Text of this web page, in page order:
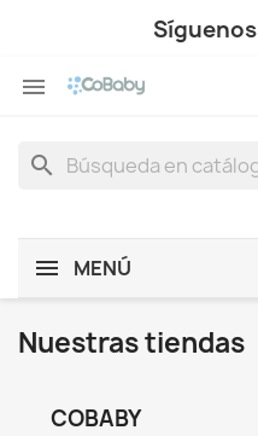
Síguenos

search
MENÚ
Nuestras tiendas
COBABY